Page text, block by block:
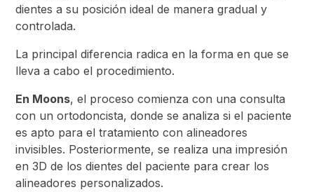
dientes a su posición ideal de manera gradual y
controlada.
La principal diferencia radica en la forma en que se
lleva a cabo el procedimiento.
En Moons, el proceso comienza con una consulta
con un ortodoncista, donde se analiza si el paciente
es apto para el tratamiento con alineadores
invisibles. Posteriormente, se realiza una impresión
en 3D de los dientes del paciente para crear los
alineadores personalizados.